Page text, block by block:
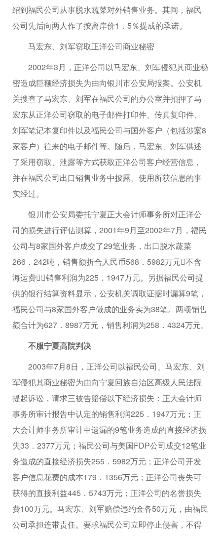
绍到福民公司从事脱水蔬菜对外销售业务。其间，福民
公司先后向两人作了按离岸价1．5％提成的承诺。
马宏东、刘军窃取正洋公司商业秘密
2002年3月，正洋公司以马宏东、刘军侵犯其商业秘
密造成巨额经济损失为由向银川市公安局报案。公安机
关搜查了马宏东、刘军在福民公司的办公室并扣押了马
宏东从正洋公司窃取的电子邮件打印件、传真复印件、
刘军笔记本复印件以及福民公司与国外客户（包括涉案8
家客户）往来的电子邮件等。随后，马宏东、刘军供述
了采用窃取、泄露等方式获取正洋公司客户经营信息，
并在福民公司出口销售业务中披露、使用所获信息的事
实经过。
银川市公安局委托宁夏正大会计师事务所对正洋公
司的损失进行评估测算，2001年9月至2002年7月，福民
公司与8家国外客户成交了29笔业务，出口脱水蔬菜
266．242吨，销售额折合人民币568．5982万元不含
海运费，销售利润为225．1947万元。另据福民公司提
供的银行结算资料显示，公安机关调取证据时漏算9笔，
福民公司与8家国外客户做成的业务实为38笔。两项销售
额合计为627．8987万元，销售利润为258．4324万元。
不服宁夏高院判决
2003年7月8日，正洋公司以福民公司、马宏东、刘
军侵犯其商业秘密为由向宁夏回族自治区高级人民法院
提起诉讼，请求三被告赔偿以下经济损失：正大会计师
事务所审计报告中认定的销售利润225．1947万元；正
大会计师事务所审计中遗漏的9笔业务造成的直接经济损
失33．2377万元；福民公司与美国FDP公司成交12笔业
务造成的直接经济损失255．5982万元；正洋公司开发
客户信息花费的成本179．1356万元；正洋公司丧失可
获得的直接利益445．5743万元；正洋公司的名誉损失
费100万元。马宏东、刘军赔偿违约金各50万元，由福民
公司承担连带责任。要求福民公司立即停止侵害，不得